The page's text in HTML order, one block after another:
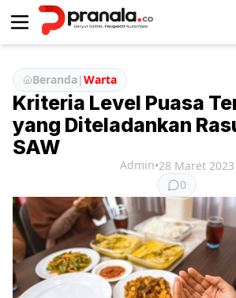
Beranda|Warta
Kriteria Level Puasa
yang Diteladankan
SAW
Admin•28 Maret 2023
0